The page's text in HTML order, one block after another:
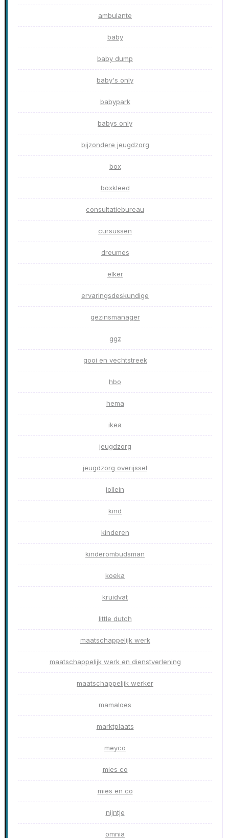
ambulante
baby
baby dump
baby's only
babypark
babys only
bijzondere jeugdzorg
box
boxkleed
consultatiebureau
cursussen
dreumes
elker
ervaringsdeskundige
gezinsmanager
ggz
gooi en vechtstreek
hbo
hema
ikea
jeugdzorg
jeugdzorg overijssel
jollein
kind
kinderen
kinderombudsman
koeka
kruidvat
little dutch
maatschappelijk werk
maatschappelijk werk en dienstverlening
maatschappelijk werker
mamaloes
marktplaats
meyco
mies co
mies en co
nijntje
omnia